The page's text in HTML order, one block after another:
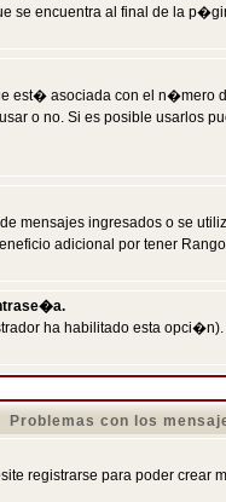
se encuentra al final de la
asociada con el n�mero
o no. Si es posible usarlos
ingresados o se
adicional por tener
ha habilitado esta
Problemas con los
registrarse para poder